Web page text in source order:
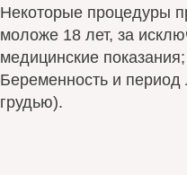
Некоторые процедуры
моложе 18 лет, за
медицинские показания;
Беременность и период
грудью).